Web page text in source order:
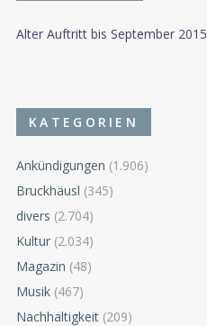
Alter Auftritt bis September 2015
KATEGORIEN
Ankündigungen (1.906)
Bruckhäusl (345)
divers (2.704)
Kultur (2.034)
Magazin (48)
Musik (467)
Nachhaltigkeit (209)